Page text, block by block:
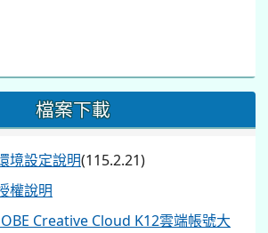
檔案下載
境設定說明(115.2.21)
權說明
Creative Cloud K12雲端帳號大